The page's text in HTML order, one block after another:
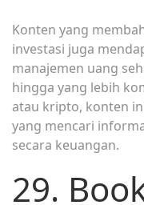
Konten yang
investasi juga
manajemen uang
hingga yang lebih
atau kripto, konten
yang mencari
secara keuangan.
29.